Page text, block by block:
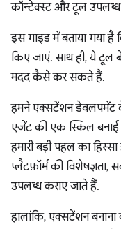
कॉन्टेक्स्ट और टूल उपलब्ध
इस गाइड में बताया गया
किए जाएं. साथ ही, ये
मदद कैसे कर सकते हैं.
हमने एक्सटेंशन डेवलपमेंट
एजेंट की एक स्किल
हमारी बड़ी पहल का
प्लैटफ़ॉर्म की विशेषज्ञता,
उपलब्ध कराए जाते हैं.
हालांकि, एक्सटेंशन